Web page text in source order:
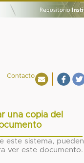
Contacto
una copia del
este sistema, pueden
ver este documento.